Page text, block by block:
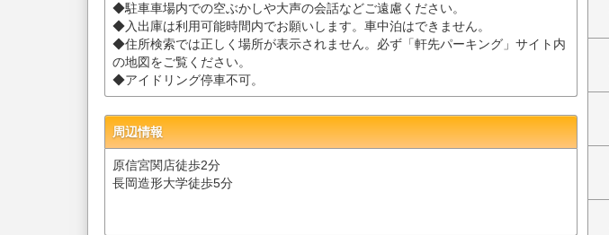
◆駐車車場内での空ぶかしや大声の会話などご遠慮ください。
◆入出庫は利用可能時間内でお願いします。車中泊はできません。
◆住所検索では正しく場所が表示されません。必ず「軒先パーキング」サイト内
の地図をご覧ください。
◆アイドリング停車不可。
周辺情報
原信宮関店徒歩2分
長岡造形大学徒歩5分